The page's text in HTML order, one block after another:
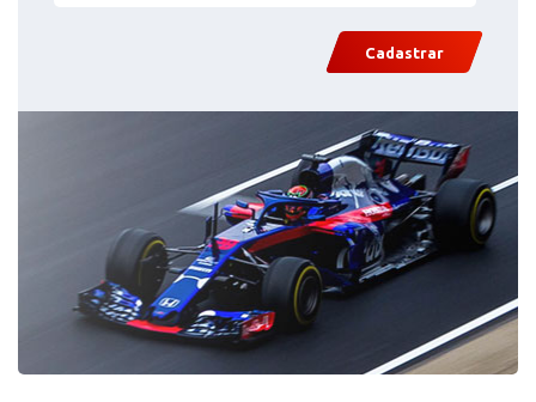
Cadastrar